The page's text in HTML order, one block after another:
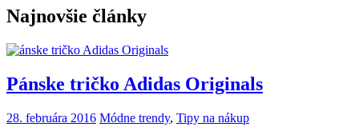
Najnovšie články
Pánske tričko Adidas Originals
28. februára 2016 Módne trendy, Tipy na nákup